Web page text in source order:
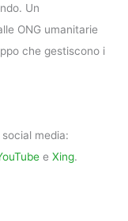
Un
ONG umanitarie
che gestiscono i
media:
e Xing.